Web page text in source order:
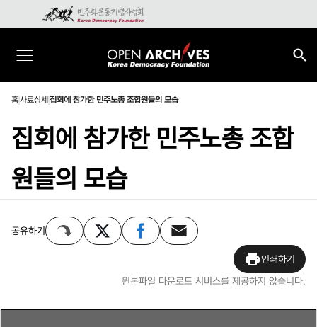
홈사료상세 집회에 참가한 민주노총 조합원들의 모습
집회에 참가한 민주노총 조합
원들의 모습
공유하기
인쇄하기
원본파일 다운로드 서비스를 제공하지 않습니다.